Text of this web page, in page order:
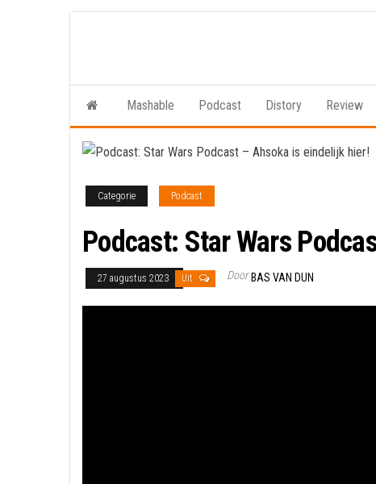
inhoud
Mashable Podcast Distory Review
Categorie Podcast
Podcast: Star Wars
27 augustus 2023 Uit Door BAS VAN DUN